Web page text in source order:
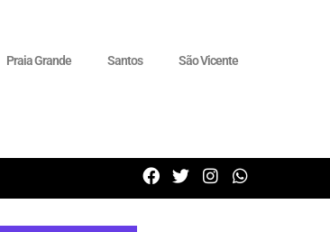
Praia Grande Santos São Vicente